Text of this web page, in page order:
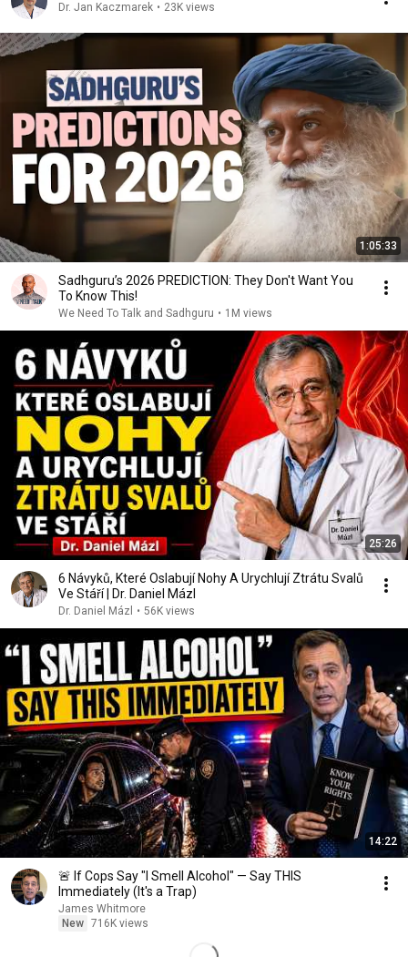
Dr. Jan Kaczmarek • 23K views
1:05:33
Sadhguru’s 2026 PREDICTION: They Don't Want You
To Know This!
We Need To Talk and Sadhguru • 1M views
25:26
6 Návyků, Které Oslabují Nohy A Urychlují Ztrátu Svalů
Ve Stáří | Dr. Daniel Mázl
Dr. Daniel Mázl • 56K views
14:22
🚨 If Cops Say "I Smell Alcohol" — Say THIS
Immediately (It's a Trap)
James Whitmore
New 716K views